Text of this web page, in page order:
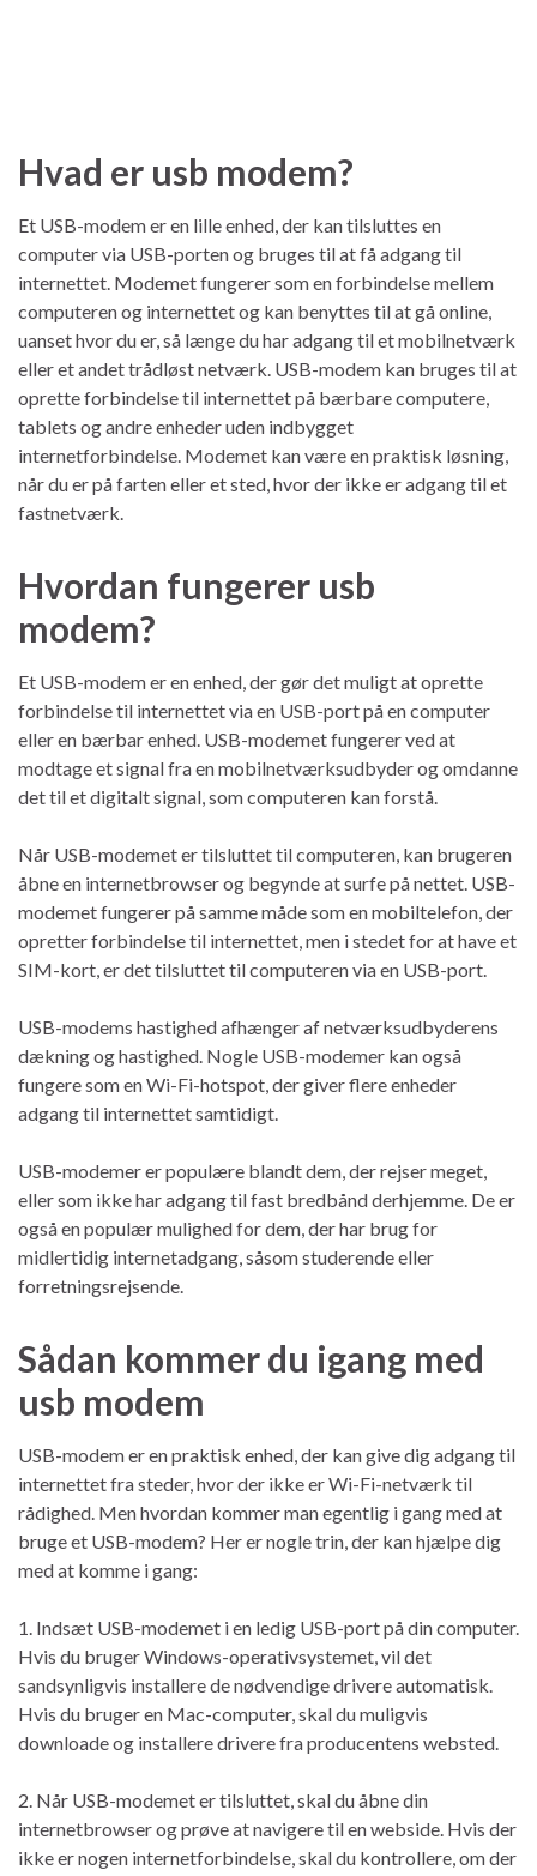
Hvad er usb modem?
Et USB-modem er en lille enhed, der kan tilsluttes en
computer via USB-porten og bruges til at få adgang til
internettet. Modemet fungerer som en forbindelse mellem
computeren og internettet og kan benyttes til at gå online,
uanset hvor du er, så længe du har adgang til et mobilnetværk
eller et andet trådløst netværk. USB-modem kan bruges til at
oprette forbindelse til internettet på bærbare computere,
tablets og andre enheder uden indbygget
internetforbindelse. Modemet kan være en praktisk løsning,
når du er på farten eller et sted, hvor der ikke er adgang til et
fastnetværk.
Hvordan fungerer usb
modem?
Et USB-modem er en enhed, der gør det muligt at oprette
forbindelse til internettet via en USB-port på en computer
eller en bærbar enhed. USB-modemet fungerer ved at
modtage et signal fra en mobilnetværksudbyder og omdanne
det til et digitalt signal, som computeren kan forstå.
Når USB-modemet er tilsluttet til computeren, kan brugeren
åbne en internetbrowser og begynde at surfe på nettet. USB-
modemet fungerer på samme måde som en mobiltelefon, der
opretter forbindelse til internettet, men i stedet for at have et
SIM-kort, er det tilsluttet til computeren via en USB-port.
USB-modems hastighed afhænger af netværksudbyderens
dækning og hastighed. Nogle USB-modemer kan også
fungere som en Wi-Fi-hotspot, der giver flere enheder
adgang til internettet samtidigt.
USB-modemer er populære blandt dem, der rejser meget,
eller som ikke har adgang til fast bredbånd derhjemme. De er
også en populær mulighed for dem, der har brug for
midlertidig internetadgang, såsom studerende eller
forretningsrejsende.
Sådan kommer du igang med
usb modem
USB-modem er en praktisk enhed, der kan give dig adgang til
internettet fra steder, hvor der ikke er Wi-Fi-netværk til
rådighed. Men hvordan kommer man egentlig i gang med at
bruge et USB-modem? Her er nogle trin, der kan hjælpe dig
med at komme i gang:
1. Indsæt USB-modemet i en ledig USB-port på din computer.
Hvis du bruger Windows-operativsystemet, vil det
sandsynligvis installere de nødvendige drivere automatisk.
Hvis du bruger en Mac-computer, skal du muligvis
downloade og installere drivere fra producentens websted.
2. Når USB-modemet er tilsluttet, skal du åbne din
internetbrowser og prøve at navigere til en webside. Hvis der
ikke er nogen internetforbindelse, skal du kontrollere, om der